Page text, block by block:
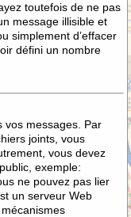
toutefois de ne pas
message illisible et
simplement d’effacer
défini un nombre
vos messages. Par
joints, vous
vous devez
exemple:
ne pouvez pas lier
un serveur Web